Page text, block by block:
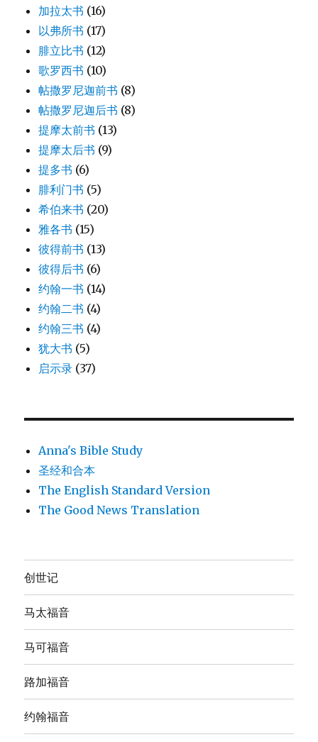
加拉太书 (16)
以弗所书 (17)
腓立比书 (12)
歌罗西书 (10)
帖撒罗尼迦前书 (8)
帖撒罗尼迦后书 (8)
提摩太前书 (13)
提摩太后书 (9)
提多书 (6)
腓利门书 (5)
希伯来书 (20)
雅各书 (15)
彼得前书 (13)
彼得后书 (6)
约翰一书 (14)
约翰二书 (4)
约翰三书 (4)
犹大书 (5)
启示录 (37)
Anna's Bible Study
圣经和合本
The English Standard Version
The Good News Translation
创世记
马太福音
马可福音
路加福音
约翰福音